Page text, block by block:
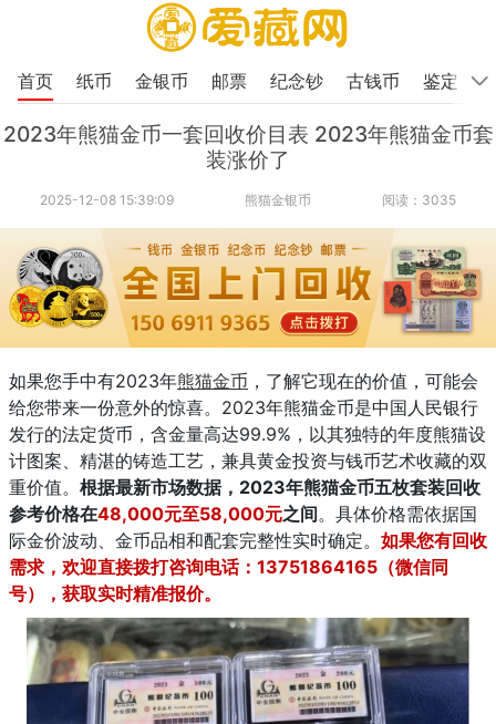
首页 纸币 金银币 邮票 纪念钞 古钱币 鉴定
2023年熊猫金币一套回收价目表 2023年熊猫金币套
装涨价了
2025-12-08 15:39:09 熊猫金银币 阅读：3035
如果您手中有2023年熊猫金币 ，了解它现在的价值，可能会
给您带来一份意外的惊喜。2023年熊猫金币是中国人民银行
发行的法定货币，含金量高达99.9%，以其独特的年度熊猫设
计图案、精湛的铸造工艺，兼具黄金投资与钱币艺术收藏的双
重价值。 根据最新市场数据，2023年熊猫金币五枚套装回收
参考价格在48,000元至58,000元之间。具体价格需依据国
际金价波动、金币品相和配套完整性实时确定。 如果您有回收
需求，欢迎直接拨打咨询电话：13751864165（微信同
号），获取实时精准报价。